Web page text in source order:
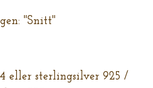
"Snitt"
eller sterlingsilver 925 /